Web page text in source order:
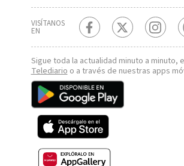
VISÍTANOS
EN
Sigue toda la actualidad minuto a minuto,
Telediarioo a través de nuestras apps